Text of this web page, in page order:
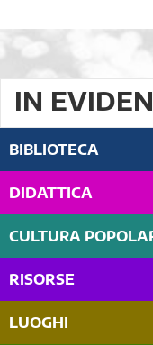
IN
BIBLIOTECA
DIDATTICA
CULTURA
RISORSE
LUOGHI